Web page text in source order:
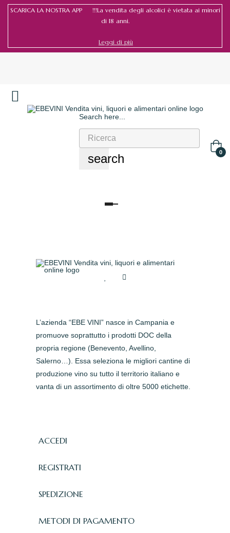
SCARICA LA NOSTRA APP !!!La vendita degli alcolici è vietata ai minori
di 18 anni.
Leggi di più
Search here...
search 0
navigazione
L’azienda “EBE VINI” nasce in Campania e
promuove soprattutto i prodotti DOC della
propria regione (Benevento, Avellino,
Salerno…). Essa seleziona le migliori cantine di
produzione vino su tutto il territorio italiano e
vanta di un assortimento di oltre 5000 etichette.
ACCEDI
REGISTRATI
SPEDIZIONE
METODI DI PAGAMENTO